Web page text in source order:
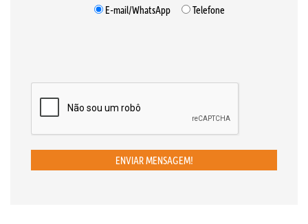
E-mail/WhatsApp
Telefone
ENVIAR MENSAGEM!